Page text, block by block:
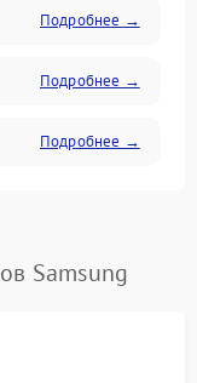
Подробнее →
Подробнее →
Подробнее →
Samsung